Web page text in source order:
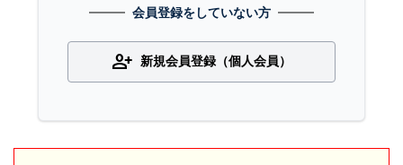
会員登録をしていない方
person_add 新規会員登録（個人会員）